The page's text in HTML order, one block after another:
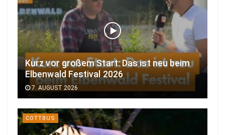
Kurz vor großem Start: Das ist neu beim
Elbenwald Festival 2026
7. AUGUST 2026
COTTBUS